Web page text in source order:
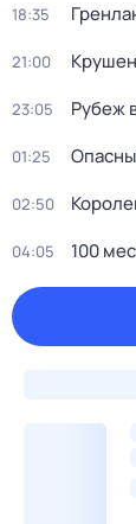
18:35
21:00
23:05 Рубеж
01:25
02:50
04:05 100